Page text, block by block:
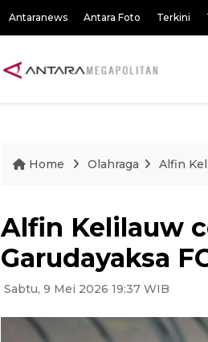
Antaranews Antara Foto Terkini
Home Olahraga Alfin
Alfin Kelilauw
Garudayaksa
Sabtu, 9 Mei 2026 19:37 WIB